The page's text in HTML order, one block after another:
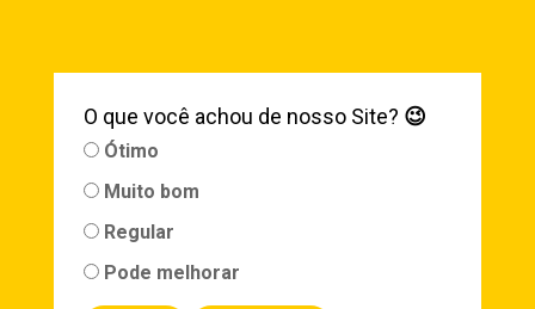
O que você achou de nosso Site? 😉
Ótimo
Muito bom
Regular
Pode melhorar